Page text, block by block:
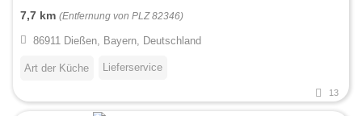
7,7 km (Entfernung von PLZ 82346)
86911 Dießen, Bayern, Deutschland
Art der Küche Lieferservice
13